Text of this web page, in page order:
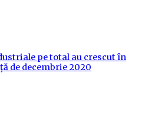
pe total au crescut în
de decembrie 2020